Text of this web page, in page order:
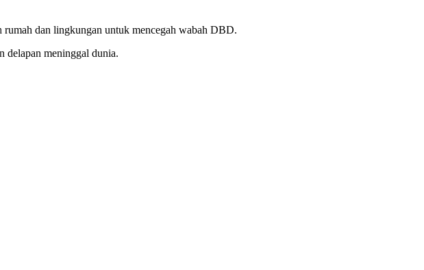
rumah dan lingkungan untuk mencegah wabah DBD.
delapan meninggal dunia.